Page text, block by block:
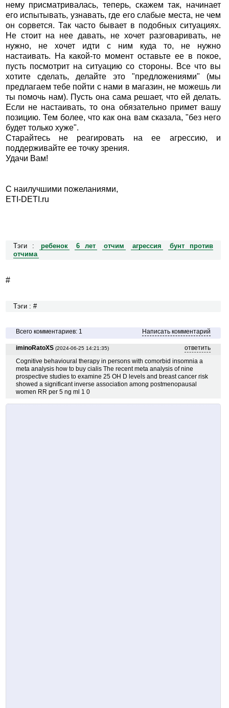
нему присматривалась, теперь, скажем так, начинает
его испытывать, узнавать, где его слабые места, не чем
он сорвется. Так часто бывает в подобных ситуациях.
Не стоит на нее давать, не хочет разговаривать, не
нужно, не хочет идти с ним куда то, не нужно
настаивать. На какой-то момент оставьте ее в покое,
пусть посмотрит на ситуацию со стороны. Все что вы
хотите сделать, делайте это "предложениями" (мы
предлагаем тебе пойти с нами в магазин, не можешь ли
ты помочь нам). Пусть она сама решает, что ей делать.
Если не настаивать, то она обязательно примет вашу
позицию. Тем более, что как она вам сказала, "без него
будет только хуже".
Старайтесь не реагировать на ее агрессию, и
поддерживайте ее точку зрения.
Удачи Вам!
С наилучшими пожеланиями,
ETI-DETI.ru
Тэги : ребенок 6 лет отчим агрессия
бунт против
отчима
#
Тэги : #
Всего комментариев: 1 Написать комментарий
iminoRatoXS (2024-06-25 14:21:35)
ответить
Cognitive behavioural therapy in persons with comorbid insomnia a
meta analysis how to buy cialis The recent meta analysis of nine
prospective studies to examine 25 OH D levels and breast cancer risk
showed a significant inverse association among postmenopausal
women RR per 5 ng ml 1 0